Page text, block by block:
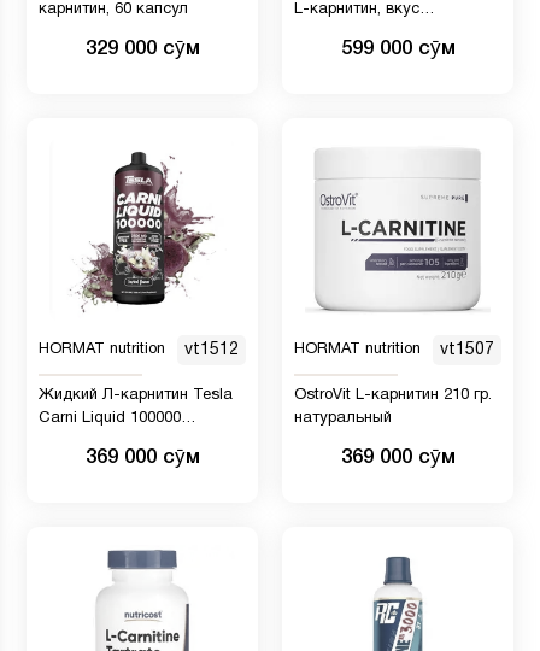
карнитин, 60 капсул
329 000 сӯм
L-карнитин, вкус
(32 унции)599 000 сӯм
HORMAT nutrition vt1512
Жидкий Л-карнитин Tesla
Carni Liquid 100000
вишня фруктовый микс
369 000 сӯм
HORMAT nutrition vt1507
OstroVit L-карнитин 210 гр.
натуральный
369 000 сӯм